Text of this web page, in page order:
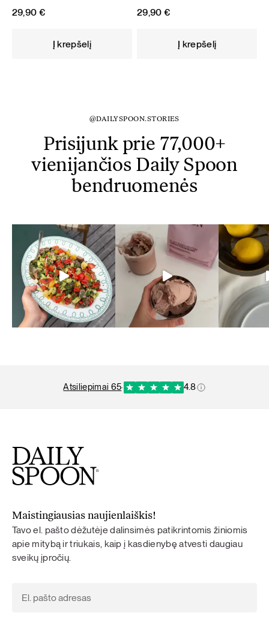
29,90 €
Į krepšelį
29,90 €
Į krepšelį
@DAILYSPOON.STORIES
Prisijunk prie 77,000+
vienijančios Daily Spoon
bendruomenės
atsiliepimai 65· 4.8
Maistingiausias naujienlaiškis!
Tavo el. pašto dėžutėje dalinsimės patikrintomis žiniomis
apie mitybą ir triukais, kaip į kasdienybę atvesti daugiau
sveikų įpročių.